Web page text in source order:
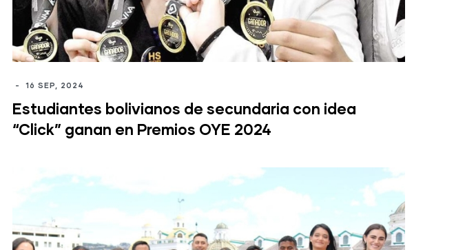
- 16 SEP, 2024
Estudiantes bolivianos de secundaria con idea
“Click” ganan en Premios OYE 2024